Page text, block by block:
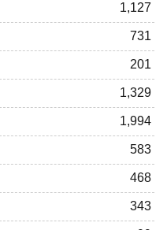
1,127
731
201
1,329
1,994
583
468
343